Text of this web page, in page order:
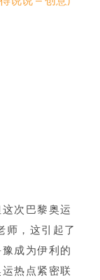
次巴黎奥运
，这引起了
成为伊利的
热点紧密联